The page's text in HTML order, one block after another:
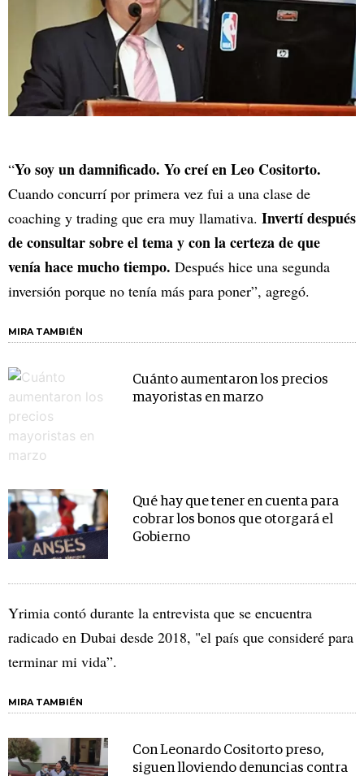
“Yo soy un damnificado. Yo creí en Leo Cositorto.
Cuando concurrí por primera vez fui a una clase de
coaching y trading que era muy llamativa. Invertí después
de consultar sobre el tema y con la certeza de que
venía hace mucho tiempo. Después hice una segunda
inversión porque no tenía más para poner”, agregó.
MIRA TAMBIÉN
Cuánto aumentaron los precios
mayoristas en marzo
Qué hay que tener en cuenta para
cobrar los bonos que otorgará el
Gobierno
Yrimia contó durante la entrevista que se encuentra
radicado en Dubai desde 2018, "el país que consideré para
terminar mi vida”.
MIRA TAMBIÉN
Con Leonardo Cositorto preso,
siguen lloviendo denuncias contra